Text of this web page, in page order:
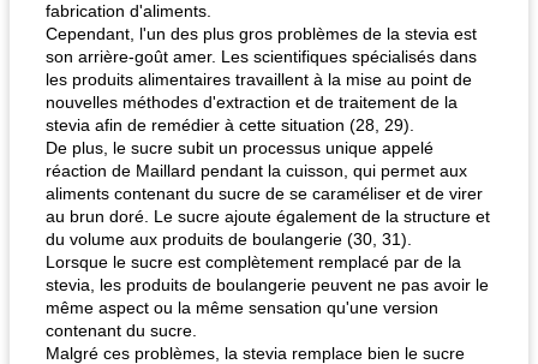
fabrication d'aliments.
Cependant, l'un des plus gros problèmes de la stevia est
son arrière-goût amer. Les scientifiques spécialisés dans
les produits alimentaires travaillent à la mise au point de
nouvelles méthodes d'extraction et de traitement de la
stevia afin de remédier à cette situation (28, 29).
De plus, le sucre subit un processus unique appelé
réaction de Maillard pendant la cuisson, qui permet aux
aliments contenant du sucre de se caraméliser et de virer
au brun doré. Le sucre ajoute également de la structure et
du volume aux produits de boulangerie (30, 31).
Lorsque le sucre est complètement remplacé par de la
stevia, les produits de boulangerie peuvent ne pas avoir le
même aspect ou la même sensation qu'une version
contenant du sucre.
Malgré ces problèmes, la stevia remplace bien le sucre